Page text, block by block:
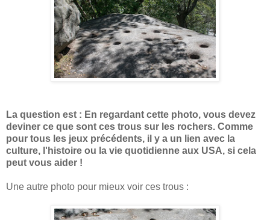
La question est : En regardant cette photo, vous devez
deviner ce que sont ces trous sur les rochers. Comme
pour tous les jeux précédents, il y a un lien avec la
culture, l'histoire ou la vie quotidienne aux USA, si cela
peut vous aider !
Une autre photo pour mieux voir ces trous :